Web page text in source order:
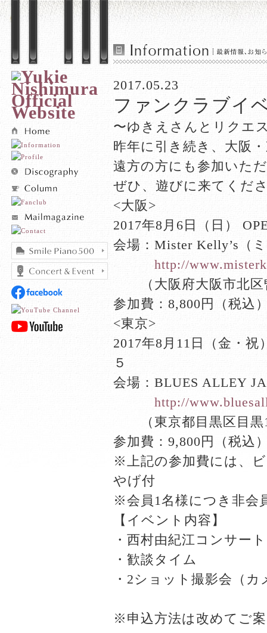
2017.05.23
ファンクラブイ
〜ゆきえさんとリクエ
昨年に引き続き、大阪
遠方の方にも参加いた
ぜひ、遊びに来てくだ
<大阪>
2017年8月6日（日）
会場：Mister Kelly’s（
http://
（大阪府大阪市北
参加費：8,800円（税込
<東京>
2017年8月11日（金・祝
５
会場：BLUES ALLEY
http://
（東京都目黒区目
参加費：9,800円（税込
※上記の参加費には、
やげ付
※会員1名様につき非会
【イベント内容】
・西村由紀江コンサー
・歓談タイム
・2ショット撮影会（
※申込方法は改めてご